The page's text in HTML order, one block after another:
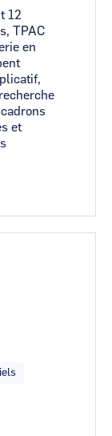
12
TPAC
en
et